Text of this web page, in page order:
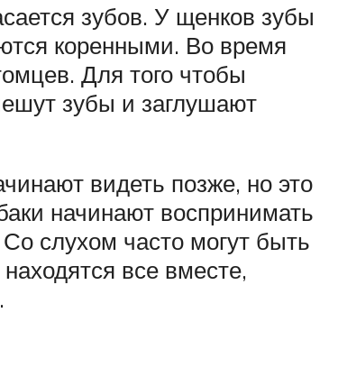
зубов. У щенков зубы
коренными. Во время
Для того чтобы
зубы и заглушают
видеть позже, но это
начинают воспринимать
слухом часто могут быть
все вместе,